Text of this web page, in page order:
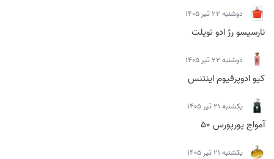
دوشنبه 22 تیر 1405
نارسیسو رژ ادو تویلت
دوشنبه 22 تیر 1405
کیو ادوپرفیوم اینتنس
يكشنبه 21 تیر 1405
آمواج پورپورس 50
يكشنبه 21 تیر 1405